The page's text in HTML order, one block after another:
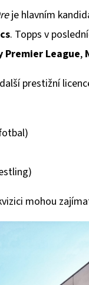
je hlavním
. Topps v
Premier League,
prestižní
mohou